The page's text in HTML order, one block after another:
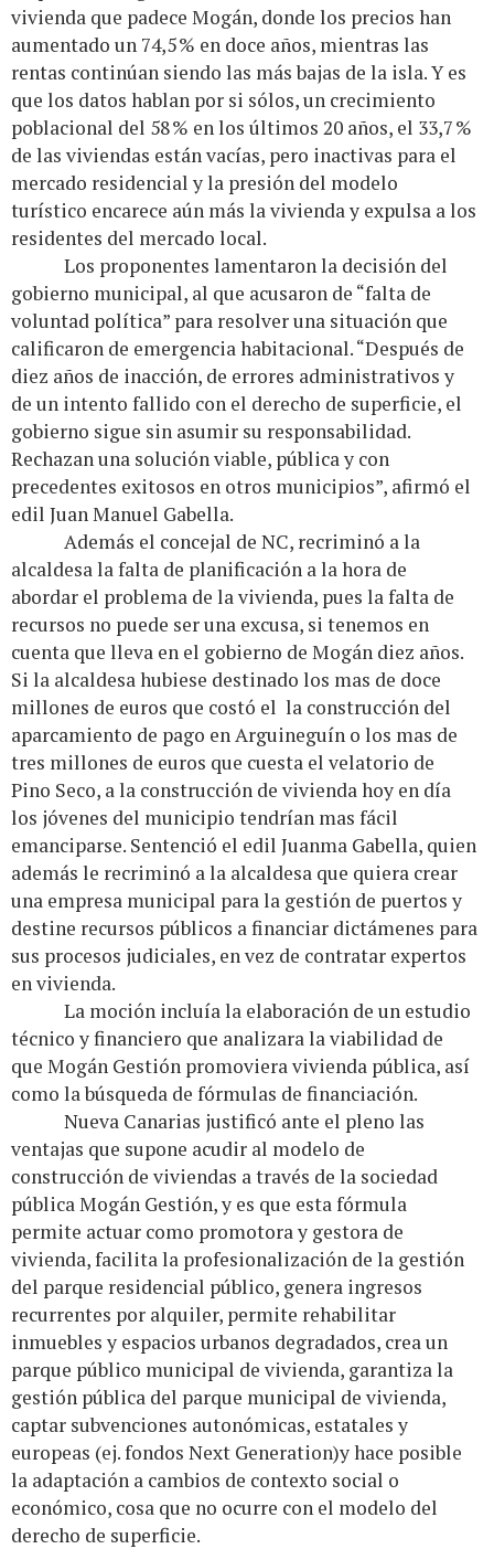
vivienda que padece Mogán, donde los precios han
aumentado un 74,5 % en doce años, mientras las
rentas continúan siendo las más bajas de la isla. Y es
que los datos hablan por si sólos, un crecimiento
poblacional del 58 % en los últimos 20 años, el 33,7 %
de las viviendas están vacías, pero inactivas para el
mercado residencial y la presión del modelo
turístico encarece aún más la vivienda y expulsa a los
residentes del mercado local.
Los proponentes lamentaron la decisión del
gobierno municipal, al que acusaron de “falta de
voluntad política” para resolver una situación que
calificaron de emergencia habitacional. “Después de
diez años de inacción, de errores administrativos y
de un intento fallido con el derecho de superficie, el
gobierno sigue sin asumir su responsabilidad.
Rechazan una solución viable, pública y con
precedentes exitosos en otros municipios”, afirmó el
edil Juan Manuel Gabella.
Además el concejal de NC, recriminó a la
alcaldesa la falta de planificación a la hora de
abordar el problema de la vivienda, pues la falta de
recursos no puede ser una excusa, si tenemos en
cuenta que lleva en el gobierno de Mogán diez años.
Si la alcaldesa hubiese destinado los mas de doce
millones de euros que costó el la construcción del
aparcamiento de pago en Arguineguín o los mas de
tres millones de euros que cuesta el velatorio de
Pino Seco, a la construcción de vivienda hoy en día
los jóvenes del municipio tendrían mas fácil
emanciparse. Sentenció el edil Juanma Gabella, quien
además le recriminó a la alcaldesa que quiera crear
una empresa municipal para la gestión de puertos y
destine recursos públicos a financiar dictámenes para
sus procesos judiciales, en vez de contratar expertos
en vivienda.
La moción incluía la elaboración de un estudio
técnico y financiero que analizara la viabilidad de
que Mogán Gestión promoviera vivienda pública, así
como la búsqueda de fórmulas de financiación.
Nueva Canarias justificó ante el pleno las
ventajas que supone acudir al modelo de
construcción de viviendas a través de la sociedad
pública Mogán Gestión, y es que esta fórmula
permite actuar como promotora y gestora de
vivienda, facilita la profesionalización de la gestión
del parque residencial público, genera ingresos
recurrentes por alquiler, permite rehabilitar
inmuebles y espacios urbanos degradados, crea un
parque público municipal de vivienda, garantiza la
gestión pública del parque municipal de vivienda,
captar subvenciones autonómicas, estatales y
europeas (ej. fondos Next Generation)y hace posible
la adaptación a cambios de contexto social o
económico, cosa que no ocurre con el modelo del
derecho de superficie.